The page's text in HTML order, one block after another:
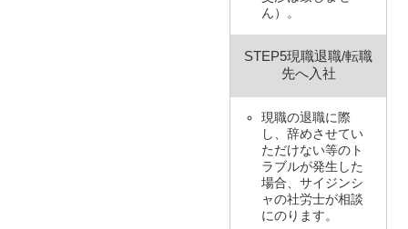
ん）。
STEP5現職退職/転職
先へ入社
現職の退職に際
し、辞めさせてい
ただけない等のト
ラブルが発生した
場合、サイジンシ
ャの社労士が相談
にのります。